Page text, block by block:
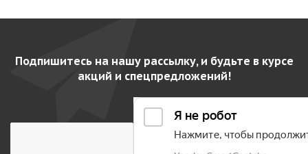
Подпишитесь на нашу рассылку, и будьте в курсе
акций и спецпредложений!